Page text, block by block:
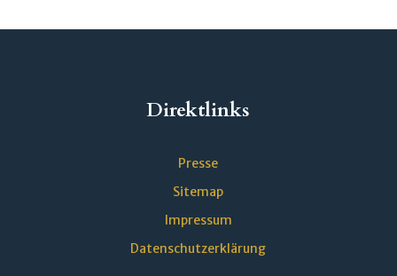
Direktlinks
Presse
Sitemap
Impressum
Datenschutzerklärung